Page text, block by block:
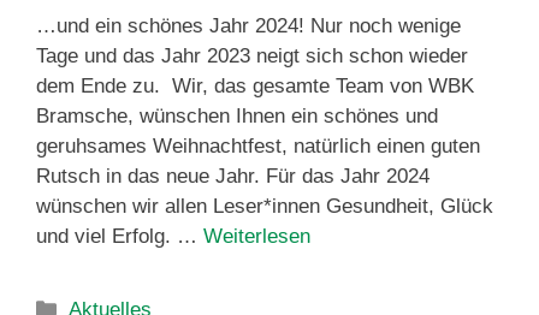
…und ein schönes Jahr 2024! Nur noch wenige
Tage und das Jahr 2023 neigt sich schon wieder
dem Ende zu. Wir, das gesamte Team von WBK
Bramsche, wünschen Ihnen ein schönes und
geruhsames Weihnachtfest, natürlich einen guten
Rutsch in das neue Jahr. Für das Jahr 2024
wünschen wir allen Leser*innen Gesundheit, Glück
und viel Erfolg. … Weiterlesen
Aktuelles